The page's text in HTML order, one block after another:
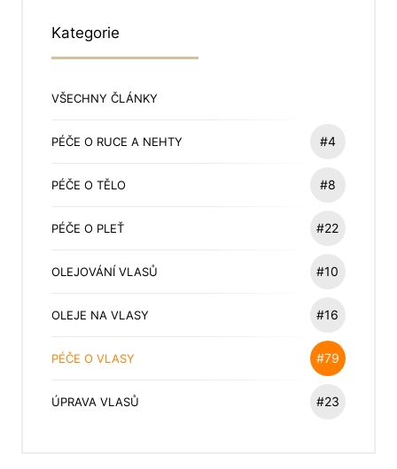
Kategorie
VŠECHNY ČLÁNKY
PÉČE O RUCE A NEHTY #4
PÉČE O TĚLO #8
PÉČE O PLEŤ #22
OLEJOVÁNÍ VLASŮ #10
OLEJE NA VLASY #16
PÉČE O VLASY #79
ÚPRAVA VLASŮ #23